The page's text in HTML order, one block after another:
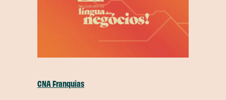
CNA Franquias